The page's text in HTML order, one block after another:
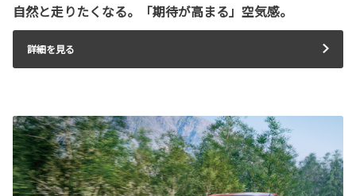
自然と走りたくなる。「期待が高まる」空気感。
詳細を見る